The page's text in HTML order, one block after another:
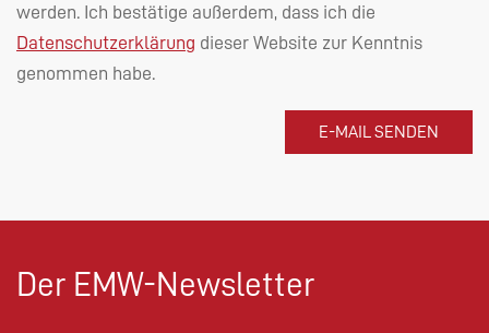
werden. Ich bestätige außerdem, dass ich die
Datenschutzerklärung dieser Website zur Kenntnis
genommen habe.
Der EMW-Newsletter